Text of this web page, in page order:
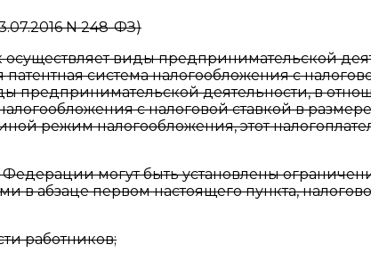
N 248-ФЗ)
осуществляет виды предпринимательской
система налогообложения с
предпринимательской деятельности, в
с налоговой ставкой в
режим налогообложения, этот
могут быть установлены
в абзаце первом настоящего пункта,
работников;